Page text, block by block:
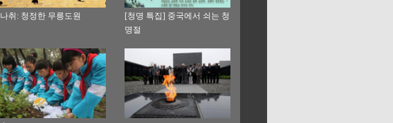
나취: 청정한 무릉도원
[청명 특집] 중국에서 쇠는 청
명절